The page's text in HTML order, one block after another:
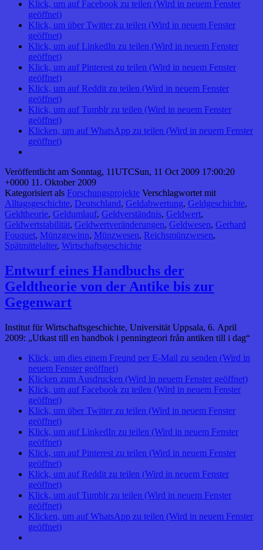
Klick, um auf Facebook zu teilen (Wird in neuem Fenster
geöffnet)
Klick, um über Twitter zu teilen (Wird in neuem Fenster
geöffnet)
Klick, um auf LinkedIn zu teilen (Wird in neuem Fenster
geöffnet)
Klick, um auf Pinterest zu teilen (Wird in neuem Fenster
geöffnet)
Klick, um auf Reddit zu teilen (Wird in neuem Fenster
geöffnet)
Klick, um auf Tumblr zu teilen (Wird in neuem Fenster
geöffnet)
Klicken, um auf WhatsApp zu teilen (Wird in neuem Fenster
geöffnet)
Veröffentlicht am Sonntag, 11UTCSun, 11 Oct 2009 17:00:20
+0000 11. Oktober 2009
Kategorisiert als Forschungsprojekte Verschlagwortet mit
Alltagsgeschichte, Deutschland, Geldabwertung, Geldgeschichte,
Geldtheorie, Geldumlauf, Geldverständnis, Geldwert,
Geldwertstabilität, Geldwertveränderungen, Geldwesen, Gerhard
Fouquet, Münzgewinn, Münzwesen, Reichsmünzwesen,
Spätmittelalter, Wirtschaftsgeschichte
Entwurf eines Handbuchs der
Geldtheorie von der Antike bis zur
Gegenwart
Institut für Wirtschaftsgeschichte, Universität Uppsala, 6. April
2009: „Utkast till en handbok i penningteori från antiken till i dag“
Klick, um dies einem Freund per E-Mail zu senden (Wird in
neuem Fenster geöffnet)
Klicken zum Ausdrucken (Wird in neuem Fenster geöffnet)
Klick, um auf Facebook zu teilen (Wird in neuem Fenster
geöffnet)
Klick, um über Twitter zu teilen (Wird in neuem Fenster
geöffnet)
Klick, um auf LinkedIn zu teilen (Wird in neuem Fenster
geöffnet)
Klick, um auf Pinterest zu teilen (Wird in neuem Fenster
geöffnet)
Klick, um auf Reddit zu teilen (Wird in neuem Fenster
geöffnet)
Klick, um auf Tumblr zu teilen (Wird in neuem Fenster
geöffnet)
Klicken, um auf WhatsApp zu teilen (Wird in neuem Fenster
geöffnet)